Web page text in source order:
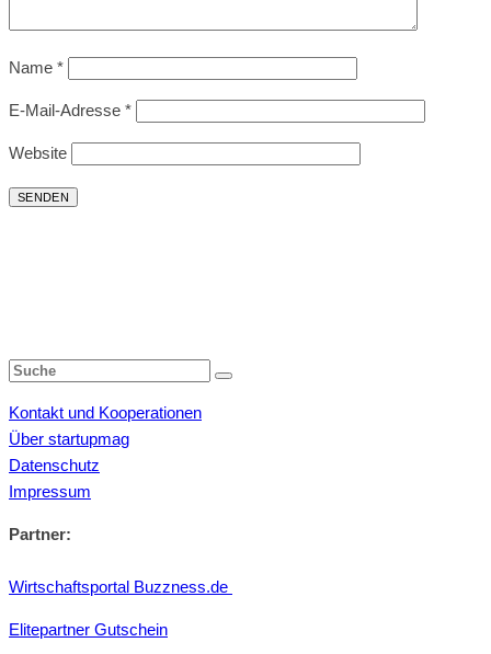
Name *
E-Mail-Adresse *
Website
Kontakt und Kooperationen
Über startupmag
Datenschutz
Impressum
Partner:
Wirtschaftsportal Buzzness.de
Elitepartner Gutschein